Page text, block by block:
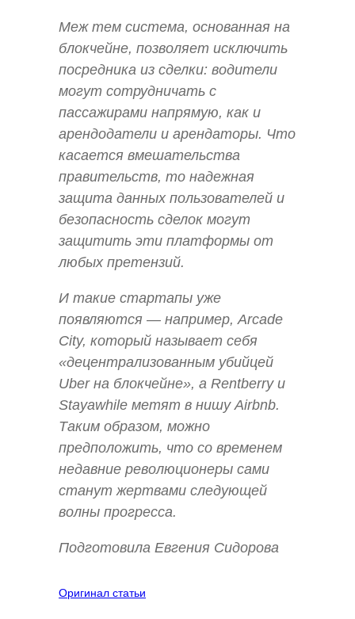
Меж тем система, основанная на
блокчейне, позволяет исключить
посредника из сделки: водители
могут сотрудничать с
пассажирами напрямую, как и
арендодатели и арендаторы. Что
касается вмешательства
правительств, то надежная
защита данных пользователей и
безопасность сделок могут
защитить эти платформы от
любых претензий.
И такие стартапы уже
появляются — например, Arcade
City, который называет себя
«децентрализованным убийцей
Uber на блокчейне», а Rentberry и
Stayawhile метят в нишу Airbnb.
Таким образом, можно
предположить, что со временем
недавние революционеры сами
станут жертвами следующей
волны прогресса.
Подготовила Евгения Сидорова
Оригинал статьи